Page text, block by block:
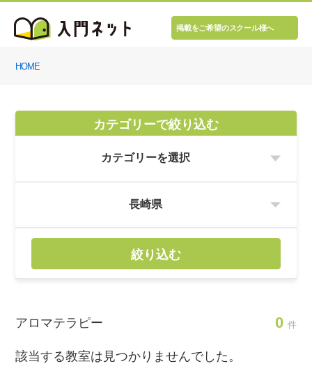
掲載をご希望のスクール様へ
HOME
カテゴリーで絞り込む
絞り込む
アロマテラピー 0 件
該当する教室は見つかりませんでした。